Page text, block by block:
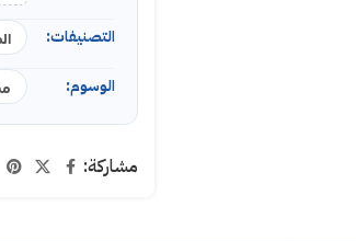
التصنيفات:
الوسوم:
مشاركة: